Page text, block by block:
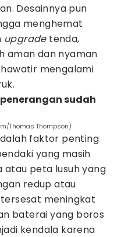
Desainnya pun
menghemat
upgradetenda,
aman dan nyaman
mengalami
sudah
Thomas Thompson)
faktor penting
yang masih
atau peta lusuh yang
redup atau
meningkat
baterai yang boros
kendala karena